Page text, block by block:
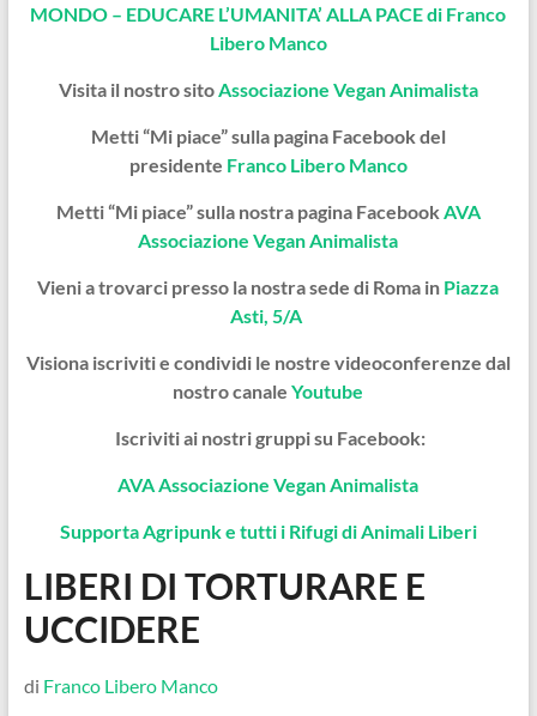
MONDO – EDUCARE L’UMANITA’ ALLA PACE di Franco
Libero Manco
Visita il nostro sito Associazione Vegan Animalista
Metti “Mi piace” sulla pagina Facebook del
presidente Franco Libero Manco
Metti “Mi piace” sulla nostra pagina Facebook AVA
Associazione Vegan Animalista
Vieni a trovarci presso la nostra sede di Roma in Piazza
Asti, 5/A
Visiona iscriviti e condividi le nostre videoconferenze dal
nostro canaleYoutube
Iscriviti ai nostri gruppi su Facebook:
AVA Associazione Vegan Animalista
Supporta Agripunk e tutti i Rifugi di Animali Liberi
LIBERI DI TORTURARE E
UCCIDERE
di Franco Libero Manco